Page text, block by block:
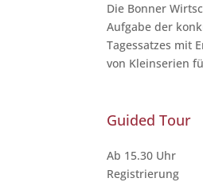
Die Bonner
Aufgabe der
Tagessatzes mit
von Kleinserien
Guided Tour
Ab 15.30 Uhr
Registrierung